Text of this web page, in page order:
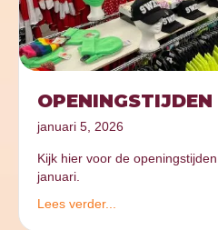
januari 5, 2026
Kijk hier voor de
januari.
Lees verder...